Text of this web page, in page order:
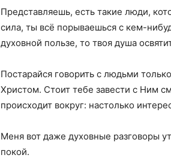
Представляешь, есть такие люди,
сила, ты всё порываешься с кем-
духовной пользе, то твоя душа
Постарайся говорить с людьми
Христом. Стоит тебе завести с Ним
происходит вокруг: настолько
Меня вот даже духовные разговоры
покой.